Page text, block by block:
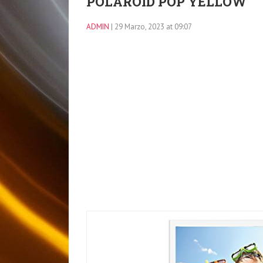
ADMIN | 29 Marzo, 2023 at 09:07